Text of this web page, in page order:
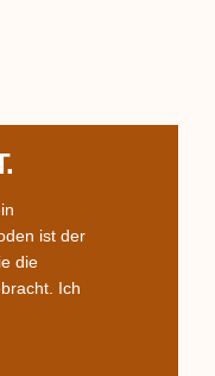
ist der
die
Ich